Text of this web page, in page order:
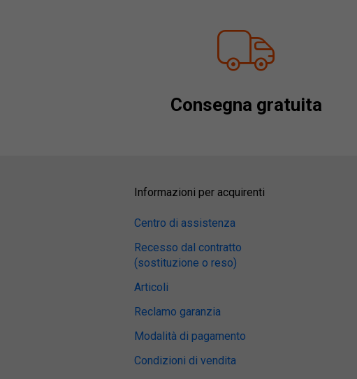
Consegna gratuita
Informazioni per acquirenti
Centro di assistenza
Recesso dal contratto
(sostituzione o reso)
Articoli
Reclamo garanzia
Modalità di pagamento
Condizioni di vendita